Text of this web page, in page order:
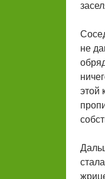
не
этой